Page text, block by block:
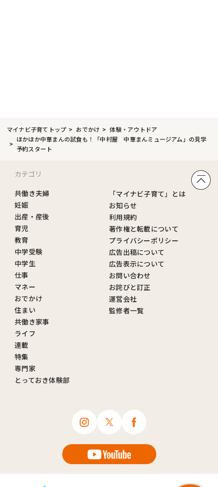
マイナビ子育てトップ おでかけ
体験・アウトドア
ほかほか中華まんの試食も！「中村屋 中華まんミュージアム」の見学
予約スタート
カテゴリ
共働き夫婦
妊娠
出産・産後
育児
教育
中学受験
中学生
仕事
マネー
おでかけ
住まい
共働き家事
ライフ
連載
特集
専門家
とっておき体験部
「マイナビ子育て」とは
お知らせ
利用規約
著作権と転載について
プライバシーポリシー
広告出稿について
広告表示について
お問い合わせ
お詫びと訂正
運営会社
監修者一覧